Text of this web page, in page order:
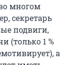
многом
секретарь
подвиги,
(только 1 %
а